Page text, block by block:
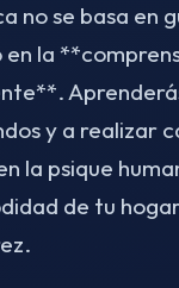
no se basa en
en la
y a realizar
la psique
de tu